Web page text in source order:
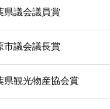
県議会議員賞
市議会議長賞
県観光物産協会賞